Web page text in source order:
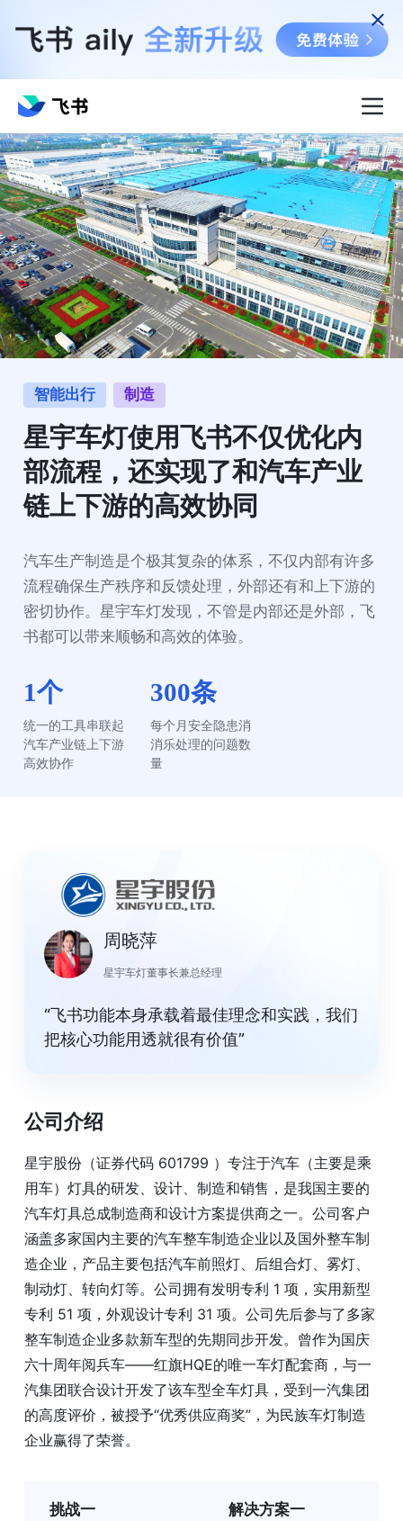
智能出行 制造
星宇车灯使用飞书不仅优化内
部流程，还实现了和汽车产业
链上下游的高效协同
汽车生产制造是个极其复杂的体系，不仅内部有许多
流程确保生产秩序和反馈处理，外部还有和上下游的
密切协作。星宇车灯发现，不管是内部还是外部，飞
书都可以带来顺畅和高效的体验。
1个
统一的工具串联起
汽车产业链上下游
高效协作
300条
每个月安全隐患消
消乐处理的问题数
量
周晓萍
星宇车灯董事长兼总经理
“飞书功能本身承载着最佳理念和实践，我们
把核心功能用透就很有价值”
公司介绍
星宇股份（证券代码 601799 ）专注于汽车（主要是乘
用车）灯具的研发、设计、制造和销售，是我国主要的
汽车灯具总成制造商和设计方案提供商之一。公司客户
涵盖多家国内主要的汽车整车制造企业以及国外整车制
造企业，产品主要包括汽车前照灯、后组合灯、雾灯、
制动灯、转向灯等。公司拥有发明专利 1 项，实用新型
专利 51 项，外观设计专利 31 项。公司先后参与了多家
整车制造企业多款新车型的先期同步开发。曾作为国庆
六十周年阅兵车——红旗HQE的唯一车灯配套商，与一
汽集团联合设计开发了该车型全车灯具，受到一汽集团
的高度评价，被授予“优秀供应商奖”，为民族车灯制造
企业赢得了荣誉。
挑战一 解决方案一